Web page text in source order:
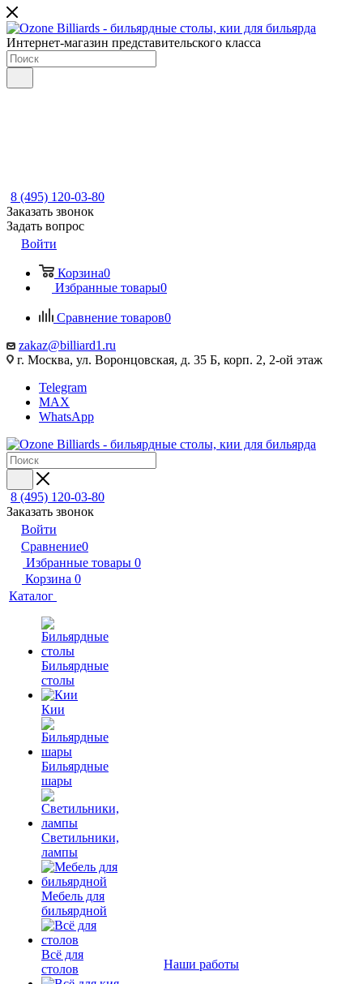
Интернет-магазин представительского класса
8 (495) 120-03-80
Заказать звонок
Задать вопрос
Войти
Корзина0
Избранные товары0
Сравнение товаров0
zakaz@billiard1.ru
г. Москва, ул. Воронцовская, д. 35 Б, корп. 2, 2-ой этаж
Telegram
MAX
WhatsApp
8 (495) 120-03-80
Заказать звонок
Войти
Сравнение0
Избранные товары 0
Корзина 0
Каталог
Бильярдные
столы
Кии
Бильярдные
шары
Светильники,
лампы
Мебель для
бильярдной
Всё для
столов
Наши работы